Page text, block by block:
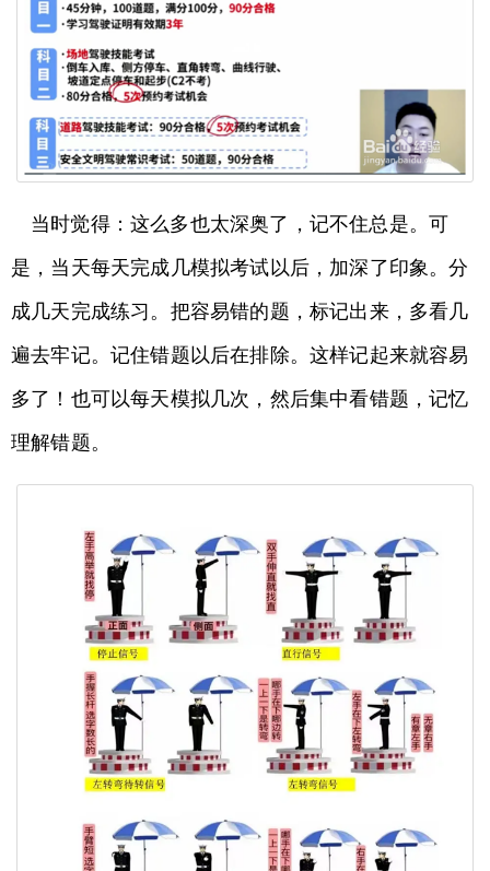
当时觉得：这么多也太深奥了，记不住总是。可
是，当天每天完成几模拟考试以后，加深了印象。分
成几天完成练习。把容易错的题，标记出来，多看几
遍去牢记。记住错题以后在排除。这样记起来就容易
多了！也可以每天模拟几次，然后集中看错题，记忆
理解错题。